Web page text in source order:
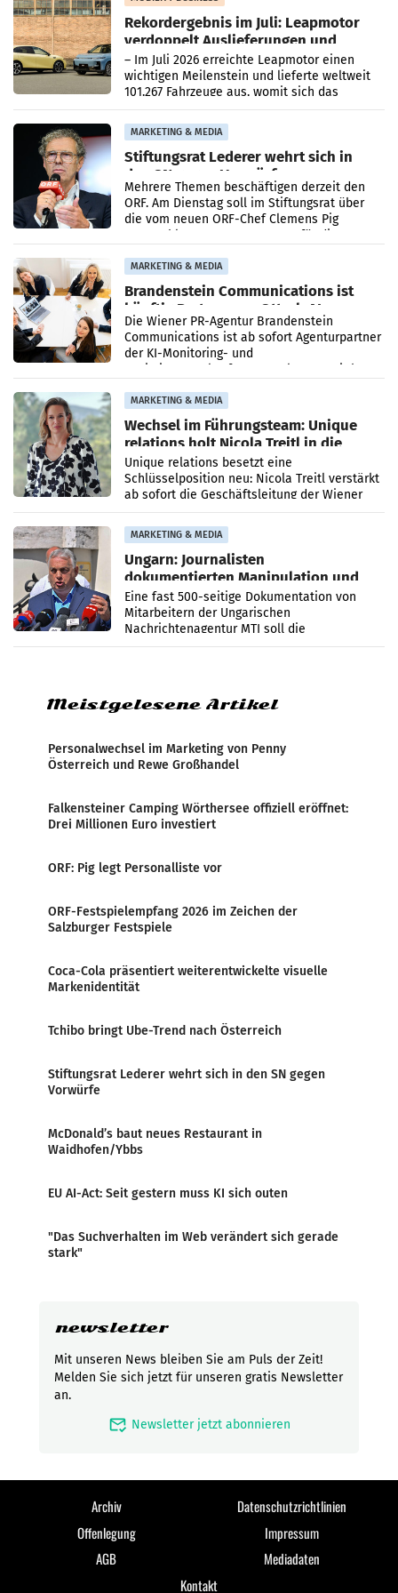
Rekordergebnis im Juli: Leapmotor
verdoppelt Auslieferungen und
überschreitet die 100.000er-Marke
– Im Juli 2026 erreichte Leapmotor einen
wichtigen Meilenstein und lieferte weltweit
101.267 Fahrzeuge aus, womit sich das
Ergebnis gegenüber Juli 2025 mehr als
verdoppelte (+102
MARKETING & MEDIA
Stiftungsrat Lederer wehrt sich in
den SN gegen Vorwürfe
Mehrere Themen beschäftigen derzeit den
ORF. Am Dienstag soll im Stiftungsrat über
die vom neuen ORF-Chef Clemens Pig
vorgeschlagenen Besetzungen für die
MARKETING & MEDIA
Brandenstein Communications ist
künftig Partner von OtterlyAI
Die Wiener PR-Agentur Brandenstein
Communications ist ab sofort Agenturpartner
der KI-Monitoring- und
Optimierungsplattform OtterlyAI. Damit baut
MARKETING & MEDIA
Wechsel im Führungsteam: Unique
relations holt Nicola Treitl in die
Geschäftsleitung
Unique relations besetzt eine
Schlüsselposition neu: Nicola Treitl verstärkt
ab sofort die Geschäftsleitung der Wiener
PR-Agentur an der Seite von Josef Kalina und
Anna Kalina-Mahr.
MARKETING & MEDIA
Ungarn: Journalisten
dokumentierten Manipulation und
Zensur
Eine fast 500-seitige Dokumentation von
Mitarbeitern der Ungarischen
Nachrichtenagentur MTI soll die
systematische Nachrichten-Manipulation und
Meistgelesene Artikel
Personalwechsel im Marketing von Penny
Österreich und Rewe Großhandel
Falkensteiner Camping Wörthersee offiziell eröffnet:
Drei Millionen Euro investiert
ORF: Pig legt Personalliste vor
ORF-Festspielempfang 2026 im Zeichen der
Salzburger Festspiele
Coca-Cola präsentiert weiterentwickelte visuelle
Markenidentität
Tchibo bringt Ube-Trend nach Österreich
Stiftungsrat Lederer wehrt sich in den SN gegen
Vorwürfe
McDonald’s baut neues Restaurant in
Waidhofen/Ybbs
EU AI-Act: Seit gestern muss KI sich outen
"Das Suchverhalten im Web verändert sich gerade
stark"
newsletter
Mit unseren News bleiben Sie am Puls der Zeit!
Melden Sie sich jetzt für unseren gratis Newsletter
an.
mark_email_read Newsletter jetzt abonnieren
Archiv
Datenschutzrichtlinien
Offenlegung
Impressum
AGB
Mediadaten
Kontakt